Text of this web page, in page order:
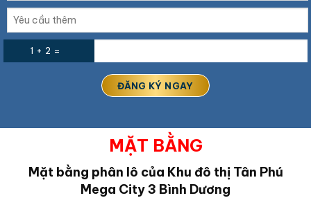
1 + 2 =
MẶT BẰNG
Mặt bằng phân lô của Khu đô thị Tân Phú
Mega City 3 Bình Dương